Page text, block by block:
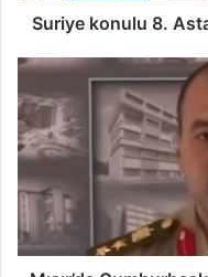
Suriye konulu 8.